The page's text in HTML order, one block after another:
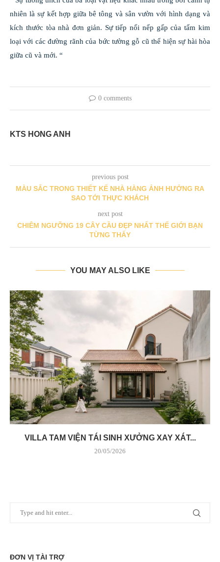
nhiên là sự kết hợp giữa bê tông và sân vườn với hình dạng và
kích thước tòa nhà đơn giản. Sự tiếp nối nếp gấp của tấm kim
loại với các đường rãnh của bức tường gỗ cũ thể hiện sự hài hòa
giữa cũ và mới. “
0 comments
KTS HONG ANH
previous post
MÀU SẮC TRONG THIẾT KẾ NHÀ HÀNG ẢNH HƯỞNG RA
SAO TỚI THỰC KHÁCH
next post
CHIÊM NGƯỠNG 19 CÂY CẦU ĐẸP NHẤT THẾ GIỚI BẠN
TỪNG THẤY
YOU MAY ALSO LIKE
VILLA TAM VIỆN TÁI SINH XƯỞNG XAY XÁT...
20/05/2026
ĐƠN VỊ TÀI TRỢ